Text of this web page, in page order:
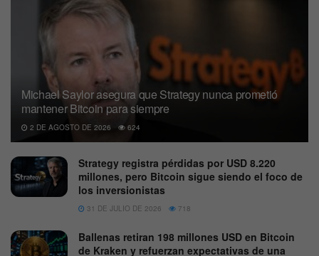
Michael Saylor asegura que Strategy nunca prometió
mantener Bitcoin para siempre
2 DE AGOSTO DE 2026 624
Strategy registra pérdidas por USD 8.220
millones, pero Bitcoin sigue siendo el foco de
los inversionistas
31 DE JULIO DE 2026 718
Ballenas retiran 198 millones USD en Bitcoin
de Kraken y refuerzan expectativas de una